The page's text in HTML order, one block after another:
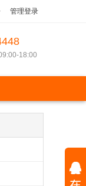
管理登录
18:00